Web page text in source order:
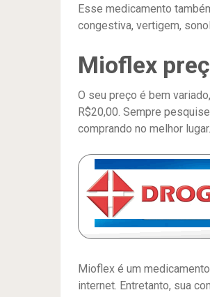
Esse medicamento
congestiva, vertigem,
Mioflex
O seu preço é bem
R$20,00. Sempre
comprando no melhor
Mioflex é um
internet. Entretanto, sua